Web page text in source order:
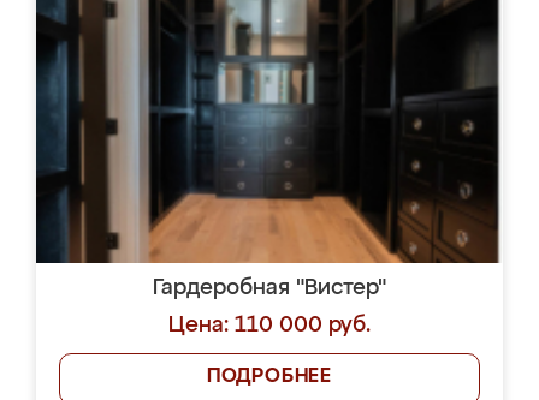
Гардеробная "Вистер"
Цена: 110 000 руб.
ПОДРОБНЕЕ